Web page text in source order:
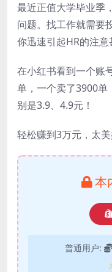
最近正值大学毕业季
问题。找工作就需要
你迅速引起HR的注
在小红书看到一个账
单，一个卖了3900单
别是3.9、4.9元！
轻松赚到3万元，太美
本
普通用户: